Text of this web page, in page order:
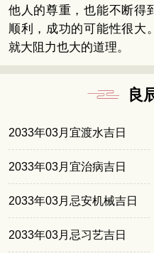
他人的尊重，也能不断得
顺利，成功的可能性很大
就大阻力也大的道理。
良
2033年03月宜渡水吉日
2033年03月宜治病吉日
2033年03月忌安机械吉日
2033年03月忌习艺吉日